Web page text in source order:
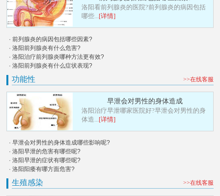
洛阳看前列腺炎的医院?前列腺炎的病因包括
哪些...[详情]
· 前列腺炎的病因包括哪些因素?
· 洛阳前列腺炎有什么危害?
· 洛阳治疗前列腺炎哪种方法更有效?
· 洛阳前列腺炎有什么症状表现?
功能性 >>在线客服
早泄会对男性的身体造成
洛阳治疗早泄哪家医院好?早泄会对男性的身
体造...[详情]
· 早泄会对男性的身体造成哪些影响呢?
· 洛阳早泄的危害有哪些呢?
· 洛阳早泄的症状有哪些呢?
· 洛阳阳痿有哪方面危害?
生殖感染 >>在线客服